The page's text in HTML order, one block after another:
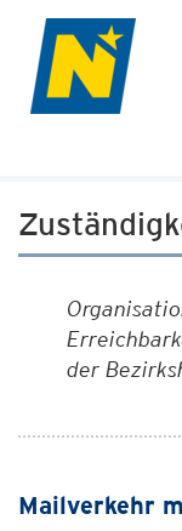
der
Mailverkehr